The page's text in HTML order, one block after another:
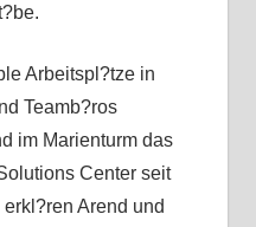
Arbeitspl?tze in
Teamb?ros
im Marienturm das
Center seit
Arend und